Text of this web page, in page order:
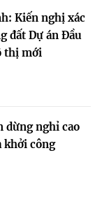
Kiến nghị xác
đất Dự án Đầu
thị mới
dừng nghỉ cao
khởi công